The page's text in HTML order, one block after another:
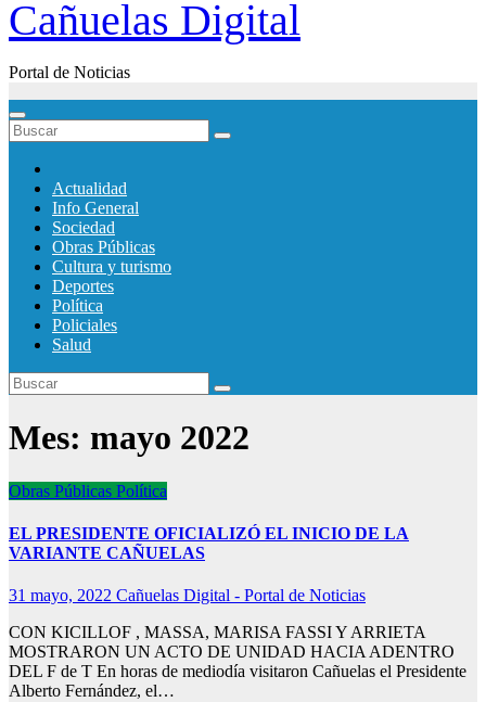
Cañuelas Digital
Portal de Noticias
Actualidad
Info General
Sociedad
Obras Públicas
Cultura y turismo
Deportes
Política
Policiales
Salud
Mes: mayo 2022
Obras Públicas Política
EL PRESIDENTE OFICIALIZÓ EL INICIO DE LA
VARIANTE CAÑUELAS
31 mayo, 2022 Cañuelas Digital - Portal de Noticias
CON KICILLOF , MASSA, MARISA FASSI Y ARRIETA
MOSTRARON UN ACTO DE UNIDAD HACIA ADENTRO
DEL F de T En horas de mediodía visitaron Cañuelas el Presidente
Alberto Fernández, el…